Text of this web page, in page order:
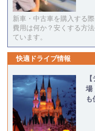
新車・中古車を購入する
費用は何か？安くする方
ています。
快適ドライブ情報
場
も